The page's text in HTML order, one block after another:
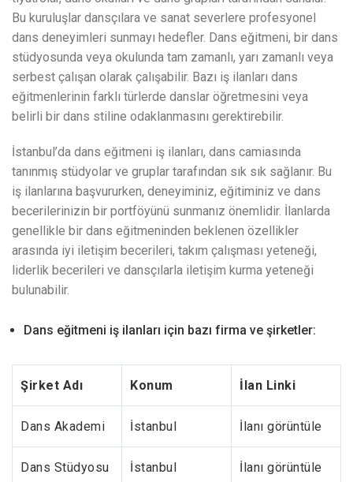
Bu kuruluşlar dansçılara ve sanat severlere profesyonel
dans deneyimleri sunmayı hedefler. Dans eğitmeni, bir dans
stüdyosunda veya okulunda tam zamanlı, yarı zamanlı veya
serbest çalışan olarak çalışabilir. Bazı iş ilanları dans
eğitmenlerinin farklı türlerde danslar öğretmesini veya
belirli bir dans stiline odaklanmasını gerektirebilir.
İstanbul’da dans eğitmeni iş ilanları, dans camiasında
tanınmış stüdyolar ve gruplar tarafından sık ​​sık sağlanır. Bu
iş ilanlarına başvururken, deneyiminiz, eğitiminiz ve dans
becerilerinizin bir portföyünü sunmanız önemlidir. İlanlarda
genellikle bir dans eğitmeninden beklenen özellikler
arasında iyi iletişim becerileri, takım çalışması yeteneği,
liderlik becerileri ve dansçılarla iletişim kurma yeteneği
bulunabilir.
Dans eğitmeni iş ilanları için bazı firma ve şirketler:
Şirket Adı Konum İlan Linki
Dans Akademi İstanbul İlanı görüntüle
Dans Stüdyosu İstanbul İlanı görüntüle